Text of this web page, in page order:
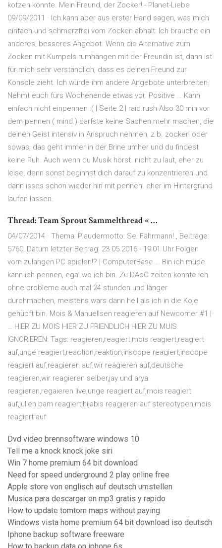
kotzen könnte. Mein Freund, der Zocker! - Planet-Liebe
09/09/2011 · Ich kann aber aus erster Hand sagen, was mich
einfach und schmerzfrei vom Zocken abhält: Ich brauche ein
anderes, besseres Angebot. Wenn die Alternative zum
Zocken mit Kumpels rumhängen mit der Freundin ist, dann ist
für mich sehr verständlich, dass es deinen Freund zur
Konsole zieht. Ich würde ihm andere Angebote unterbreiten.
Nehmt euch fürs Wochenende etwas vor. Positive … Kann
einfach nicht einpennen :( | Seite 2 | raid.rush Also 30 min vor
dem pennen ( mind.) darfste keine Sachen mehr machen, die
deinen Geist intensiv in Anspruch nehmen, z.b. zocken oder
sowas, das geht immer in der Brine umher und du findest
keine Ruh. Auch wenn du Musik hörst. nicht zu laut, eher zu
leise, denn sonst beginnst dich darauf zu konzentrieren und
dann isses schon wieder hin mit pennen. eher im Hintergrund
laufen lassen.
Thread: Team Sprout Sammelthread « …
04/07/2014 · Thema: Plaudermotto: Sei Fährmann! , Beiträge:
5760, Datum letzter Beitrag: 23.05.2016 - 19:01 Uhr Folgen
vom zulangen PC spielen!? | ComputerBase … Bin ich müde
kann ich pennen, egal wo ich bin. Zu DAoC zeiten konnte ich
ohne probleme auch mal 24 stunden und länger
durchmachen, meistens wars dann hell als ich in die Koje
gehüpft bin. Mois & Manuellsen reagieren auf Newcomer #1 |
… HIER ZU MOIS HIER ZU FRIENDLICH HIER ZU MUIS
IGNORIEREN: Tags: reagieren,reagiert,mois reagiert,reagiert
auf,unge reagiert,reaction,reaktion,inscope reagiert,inscope
reagiert auf,reagieren auf,wir reagieren auf,deutsche
reagieren,wir reagieren selber,jay und arya
reagieren,regaieren live,unge reagiert auf,mois reagiert
auf,julien bam reagiert,hijabis reagieren auf stereotypen,mois
reagiert auf
Dvd video brennsoftware windows 10
Tell me a knock knock joke siri
Win 7 home premium 64 bit download
Need for speed underground 2 play online free
Apple store von englisch auf deutsch umstellen
Musica para descargar en mp3 gratis y rapido
How to update tomtom maps without paying
Windows vista home premium 64 bit download iso deutsch
Iphone backup software freeware